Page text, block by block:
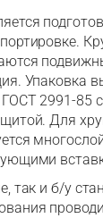
Упаковка
2991-85
Для
так и б/у